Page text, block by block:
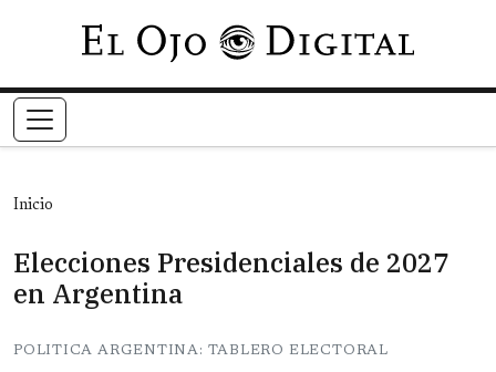
Pasar al contenido principal
Inicio
Elecciones Presidenciales de 2027
en Argentina
POLITICA ARGENTINA: TABLERO ELECTORAL